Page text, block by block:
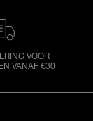
VOOR
VANAF €30